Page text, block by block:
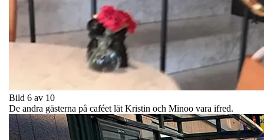
Bild 6 av 10
De andra gästerna på caféet lät Kristin och Minoo vara ifred.